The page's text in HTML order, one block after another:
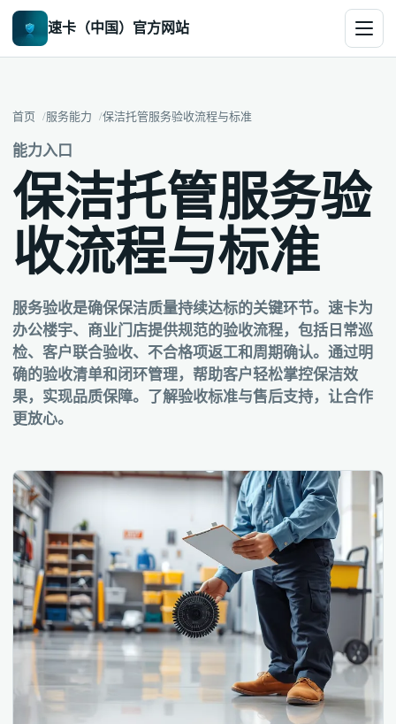
速卡（中国）官方网站
首页 服务能力 保洁托管服务验收流程与标准
能力入口
保洁托管服务验
收流程与标准
服务验收是确保保洁质量持续达标的关键环节。速卡为
办公楼宇、商业门店提供规范的验收流程，包括日常巡
检、客户联合验收、不合格项返工和周期确认。通过明
确的验收清单和闭环管理，帮助客户轻松掌控保洁效
果，实现品质保障。了解验收标准与售后支持，让合作
更放心。